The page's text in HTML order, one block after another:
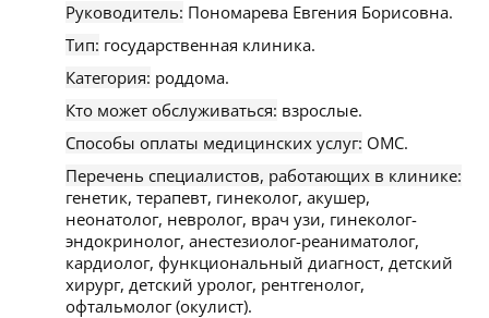
Руководитель: Пономарева Евгения Борисовна.
Тип: государственная клиника.
Категория: роддома.
Кто может обслуживаться: взрослые.
Способы оплаты медицинских услуг: ОМС.
Перечень специалистов, работающих в клинике:
генетик, терапевт, гинеколог, акушер,
неонатолог, невролог, врач узи, гинеколог-
эндокринолог, анестезиолог-реаниматолог,
кардиолог, функциональный диагност, детский
хирург, детский уролог, рентгенолог,
офтальмолог (окулист).